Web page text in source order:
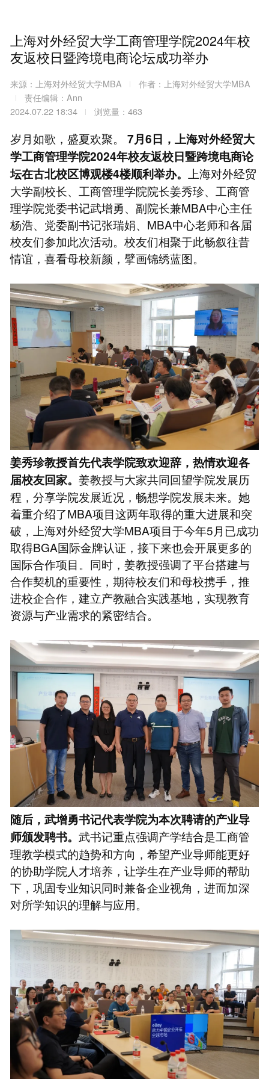
上海对外经贸大学工商管理学院2024年校
友返校日暨跨境电商论坛成功举办
来源：上海对外经贸大学MBA
作者：上海对外经贸大学MBA
责任编辑：Ann
2024.07.22 18:34
浏览量：463
岁月如歌，盛夏欢聚。 7月6日，上海对外经贸大
学工商管理学院2024年校友返校日暨跨境电商论
坛在古北校区博观楼4楼顺利举办。
上海对外经贸
大学副校长、工商管理学院院长姜秀珍、工商管
理学院党委书记武增勇、副院长兼MBA中心主任
杨浩、党委副书记张瑞娟、MBA中心老师和各届
校友们参加此次活动。校友们相聚于此畅叙往昔
情谊，喜看母校新颜，擘画锦绣蓝图。
姜秀珍教授首先代表学院致欢迎辞，热情欢迎各
届校友回家。 姜教授与大家共同回望学院发展历
程，分享学院发展近况，畅想学院发展未来。她
着重介绍了MBA项目这两年取得的重大进展和突
破，上海对外经贸大学MBA项目于今年5月已成功
取得BGA国际金牌认证，接下来也会开展更多的
国际合作项目。同时，姜教授强调了平台搭建与
合作契机的重要性，期待校友们和母校携手，推
进校企合作，建立产教融合实践基地，实现教育
资源与产业需求的紧密结合。
随后，武增勇书记代表学院为本次聘请的产业导
师颁发聘书。 武书记重点强调产学结合是工商管
理教学模式的趋势和方向，希望产业导师能更好
的协助学院人才培养，让学生在产业导师的帮助
下，巩固专业知识同时兼备企业视角，进而加深
对所学知识的理解与应用。